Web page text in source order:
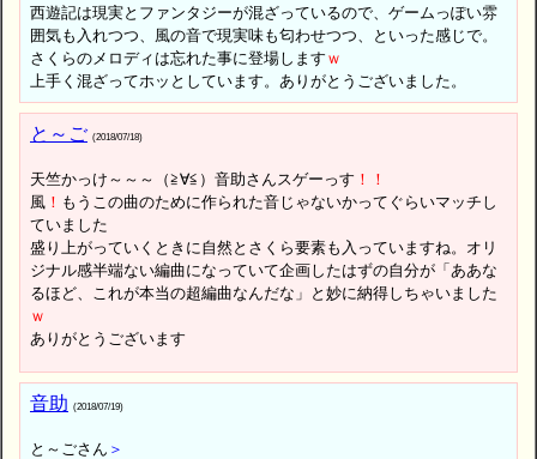
西遊記は現実とファンタジーが混ざっているので、ゲームっぽい雰
囲気も入れつつ、風の音で現実味も匂わせつつ、といった感じで。
さくらのメロディは忘れた事に登場します ｗ
上手く混ざってホッとしています。ありがとうございました。
と～ご (2018/07/18)
天竺かっけ～～～（≧∀≦）音助さんスゲーっす ！
！
風 ！ もうこの曲のために作られた音じゃないかってぐらいマッチし
ていました
盛り上がっていくときに自然とさくら要素も入っていますね。オリ
ジナル感半端ない編曲になっていて企画したはずの自分が「ああな
るほど、これが本当の超編曲なんだな」と妙に納得しちゃいました
ｗ
ありがとうございます
音助 (2018/07/19)
と～ごさん ＞